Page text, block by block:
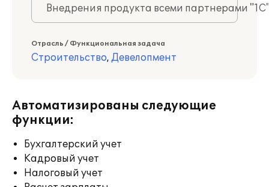
Внедрения продукта всеми партнерами
Отрасль / Функциональная задача
Строительство, Девелопмент
Автоматизированы следующие
функции:
Бухгалтерский учет
Кадровый учет
Налоговый учет